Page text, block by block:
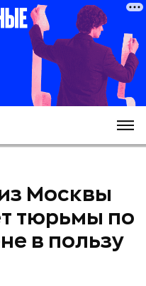
Москвы
тюрьмы по
в пользу